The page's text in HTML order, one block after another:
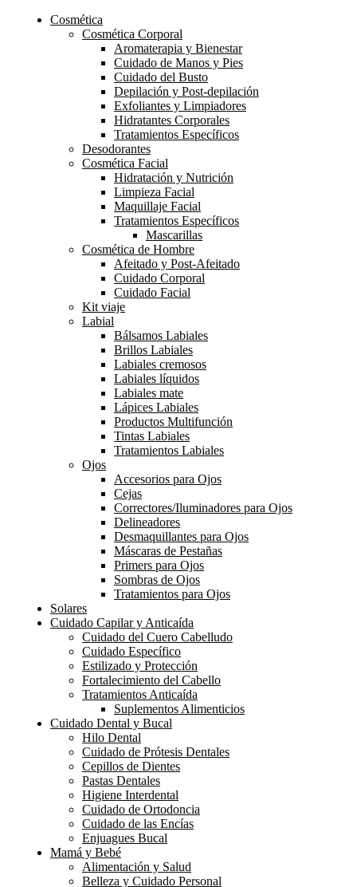
Cosmética
Cosmética Corporal
Aromaterapia y Bienestar
Cuidado de Manos y Pies
Cuidado del Busto
Depilación y Post-depilación
Exfoliantes y Limpiadores
Hidratantes Corporales
Tratamientos Específicos
Desodorantes
Cosmética Facial
Hidratación y Nutrición
Limpieza Facial
Maquillaje Facial
Tratamientos Específicos
Mascarillas
Cosmética de Hombre
Afeitado y Post-Afeitado
Cuidado Corporal
Cuidado Facial
Kit viaje
Labial
Bálsamos Labiales
Brillos Labiales
Labiales cremosos
Labiales líquidos
Labiales mate
Lápices Labiales
Productos Multifunción
Tintas Labiales
Tratamientos Labiales
Ojos
Accesorios para Ojos
Cejas
Correctores/Iluminadores para Ojos
Delineadores
Desmaquillantes para Ojos
Máscaras de Pestañas
Primers para Ojos
Sombras de Ojos
Tratamientos para Ojos
Solares
Cuidado Capilar y Anticaída
Cuidado del Cuero Cabelludo
Cuidado Específico
Estilizado y Protección
Fortalecimiento del Cabello
Tratamientos Anticaída
Suplementos Alimenticios
Cuidado Dental y Bucal
Hilo Dental
Cuidado de Prótesis Dentales
Cepillos de Dientes
Pastas Dentales
Higiene Interdental
Cuidado de Ortodoncia
Cuidado de las Encías
Enjuagues Bucal
Mamá y Bebé
Alimentación y Salud
Belleza y Cuidado Personal